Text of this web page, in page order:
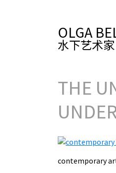
OLGA
水下艺术家
THE
contemporary